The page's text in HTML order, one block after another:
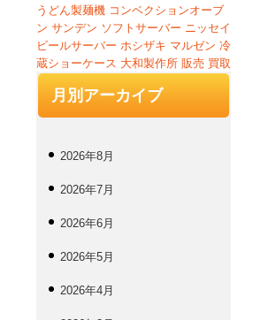
うどん製麺機 コンベクションオーブ
ン サンデン ソフトサーバー ニッセイ
ビールサーバー ホシザキ マルゼン 冷
蔵ショーケース 大和製作所 販売 買取
月別アーカイブ
2026年8月
2026年7月
2026年6月
2026年5月
2026年4月